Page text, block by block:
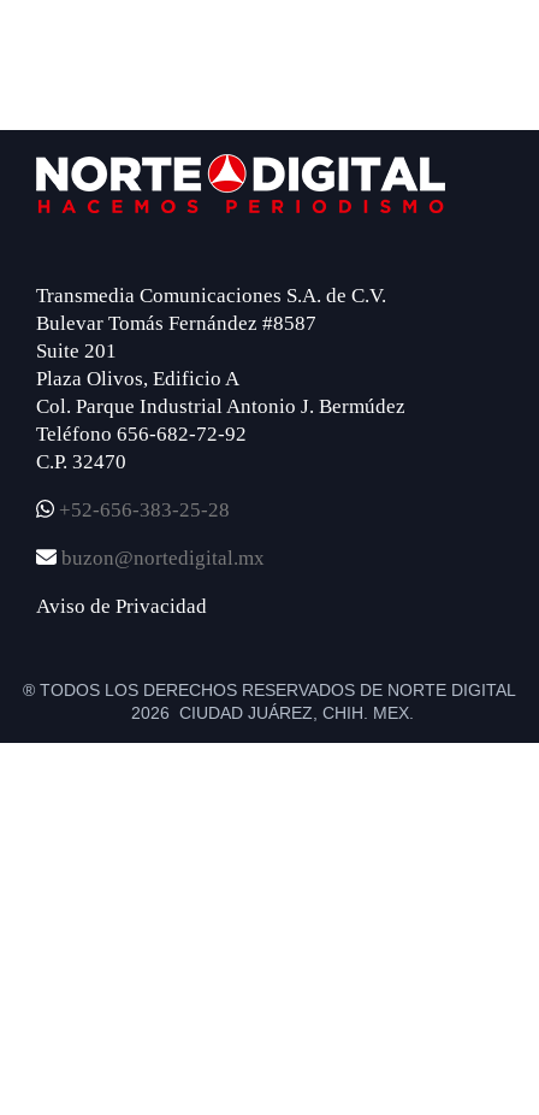
Footer
Transmedia Comunicaciones S.A. de C.V.
Bulevar Tomás Fernández #8587
Suite 201
Plaza Olivos, Edificio A
Col. Parque Industrial Antonio J. Bermúdez
Teléfono 656-682-72-92
C.P. 32470
+52-656-383-25-28
buzon@nortedigital.mx
Aviso de Privacidad
® TODOS LOS DERECHOS RESERVADOS DE NORTE DIGITAL
2026 CIUDAD JUÁREZ, CHIH. MEX.